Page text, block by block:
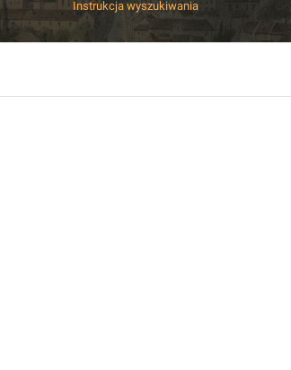
Instrukcja wyszukiwania